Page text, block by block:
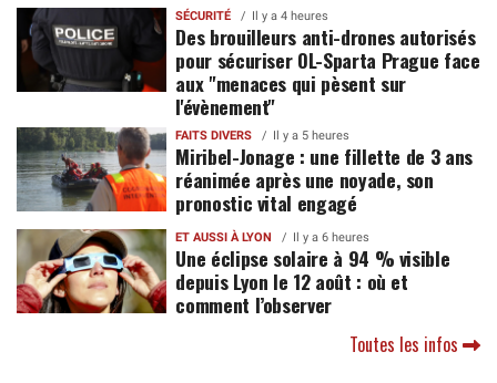
SÉCURITÉ Il y a 4 heures
Des brouilleurs anti-drones autorisés
pour sécuriser OL-Sparta Prague face
aux "menaces qui pèsent sur
l'évènement"
FAITS DIVERS Il y a 5 heures
Miribel-Jonage : une fillette de 3 ans
réanimée après une noyade, son
pronostic vital engagé
ET AUSSI À LYON Il y a 6 heures
Une éclipse solaire à 94 % visible
depuis Lyon le 12 août : où et
comment l’observer
Toutes les infos